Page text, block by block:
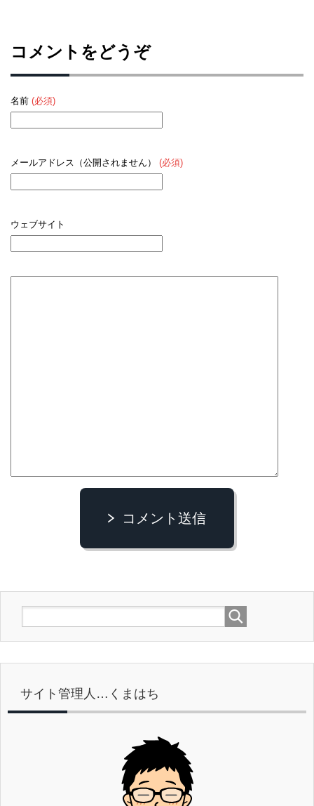
コメントをどうぞ
名前 (必須)
メールアドレス（公開されません） (必須)
ウェブサイト
コメント送信
サイト管理人…くまはち